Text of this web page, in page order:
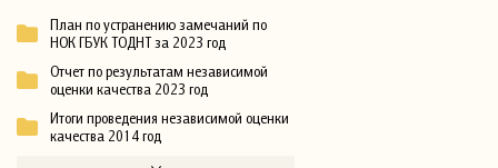
План по устранению замечаний по
НОК ГБУК ТОДНТ за 2023 год
Отчет по результатам независимой
оценки качества 2023 год
Итоги проведения независимой оценки
качества 2014 год